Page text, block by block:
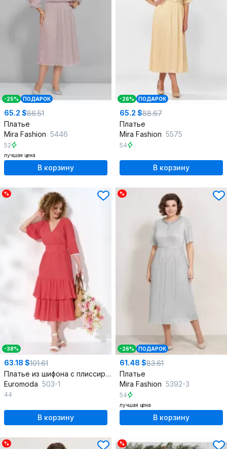
-25% ПОДАРОК
65.2 $86.51
Платье
Mira Fashion 5446
52
лучшая цена
В корзину
-26% ПОДАРОК
65.2 $88.67
Платье
Mira Fashion 5575
54
В корзину
%
-38%
63.18 $101.61
Платье из шифона с плиссировкой и воланами для летних прогулок
Euromoda 503-1
44
В корзину
%
-26% ПОДАРОК
61.48 $83.61
Платье
Mira Fashion 5392-3
54
лучшая цена
В корзину
% %